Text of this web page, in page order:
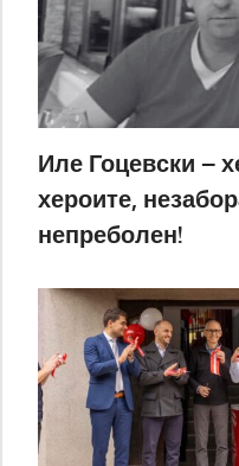
Иле Гоцевски –
хероите,
непреболен!